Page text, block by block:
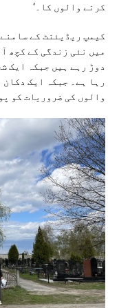
کرنے والوں کا۔‘
کیمپ ریڈیئنٹ کے
میں نئی زندگی کے کچھ
دوڑ رہے ہیں جبکہ ایک
رہا ہے۔ جبکہ ایک
والوں کی ضروریات کو